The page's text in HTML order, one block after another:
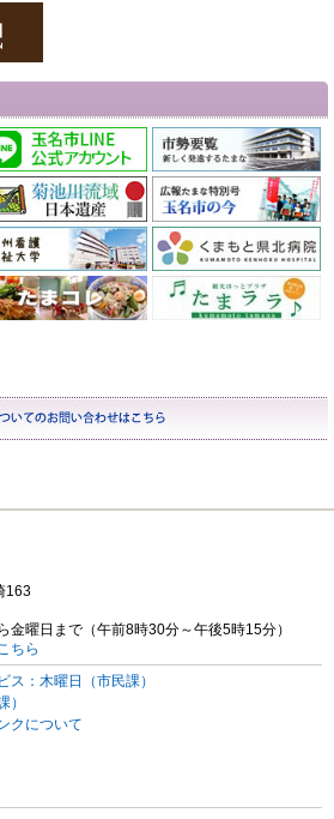
163
金曜日まで（午前8時30分～午後5時15分）
ちら
ス：木曜日（市民課）
）
クについて